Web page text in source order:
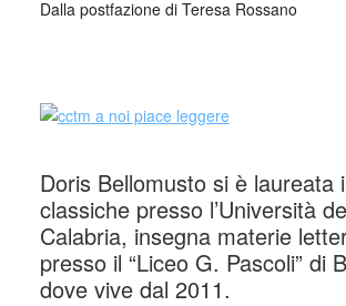
Dalla postfazione di Teresa Rossano
Doris Bellomusto si è laureata
classiche presso l’Università
Calabria, insegna materie
presso il “Liceo G. Pascoli” di
dove vive dal 2011.